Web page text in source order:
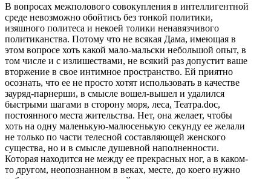
В вопросах межполового совокупления в интеллигентной
среде невозможно обойтись без тонкой политики,
изяшного политеса и некоей толики ненавязчивого
политиканства. Потому что не всякая Дама, имеющая в
этом вопросе хоть какой мало-мальски небольшой опыт, в
том числе и с излишествами, не всякий раз допустит ваше
вторжение в свое интимное пространство. Ей приятно
осознать, что ее не просто хотят использовать в качестве
зауряд-парнерши, в смысле вошел-вышел и удалился
быстрыми шагами в сторону моря, леса, Театра.doc,
постоянного места жительства. Нет, она желает, чтобы
хоть на одну маленькую-малюсенькую секунду ее желали
не только по части телесной составляющей женского
существа, но и в смысле душевной наполненности.
Которая находится не между ее прекрасных ног, а в каком-
то другом, неопознанном в веках, месте, до коего нужно